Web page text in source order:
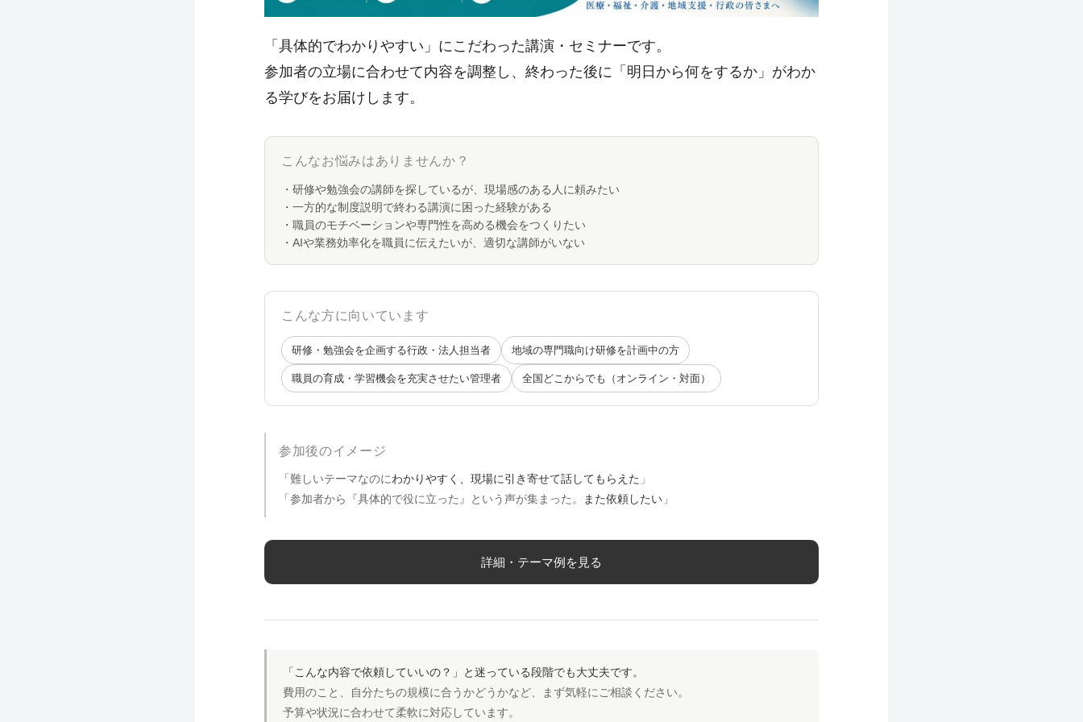
「具体的でわかりやすい」にこだわった講演・セミナーです。
参加者の立場に合わせて内容を調整し、終わった後に「明日から何をするか」がわか
る学びをお届けします。
こんなお悩みはありませんか？
・研修や勉強会の講師を探しているが、現場感のある人に頼みたい
・一方的な制度説明で終わる講演に困った経験がある
・職員のモチベーションや専門性を高める機会をつくりたい
・AIや業務効率化を職員に伝えたいが、適切な講師がいない
こんな方に向いています
研修・勉強会を企画する行政・法人担当者 地域の専門職向け研修を計画中の方
職員の育成・学習機会を充実させたい管理者 全国どこからでも（オンライン・対面）
参加後のイメージ
「難しいテーマなのにわかりやすく、現場に引き寄せて話してもらえた 」
「参加者から『具体的で役に立った』という声が集まった。
また依頼したい 」
詳細・テーマ例を見る
「こんな内容で依頼していいの？」と迷っている段階でも大丈夫です。
費用のこと、自分たちの規模に合うかどうかなど、まず気軽にご相談ください。
予算や状況に合わせて柔軟に対応しています。